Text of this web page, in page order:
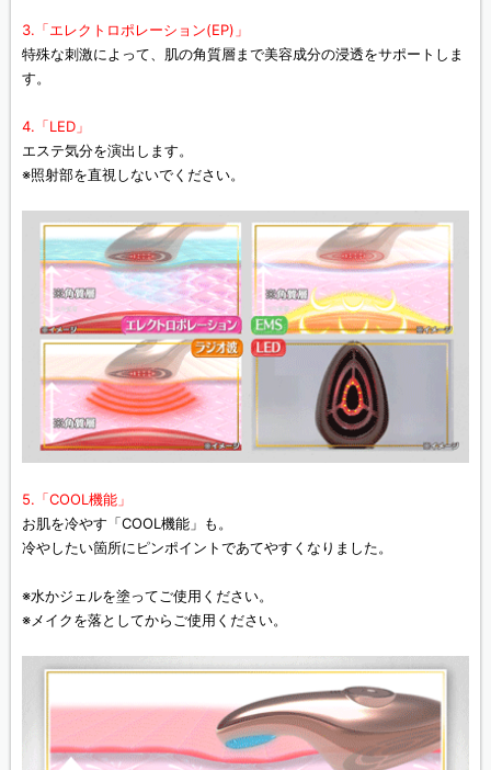
3.「エレクトロポレーション(EP)」
特殊な刺激によって、肌の角質層まで美容成分の浸透をサポートしま
す。
4.「LED」
エステ気分を演出します。
※照射部を直視しないでください。
5.「COOL機能」
お肌を冷やす「COOL機能」も。
冷やしたい箇所にピンポイントであてやすくなりました。
※水かジェルを塗ってご使用ください。
※メイクを落としてからご使用ください。